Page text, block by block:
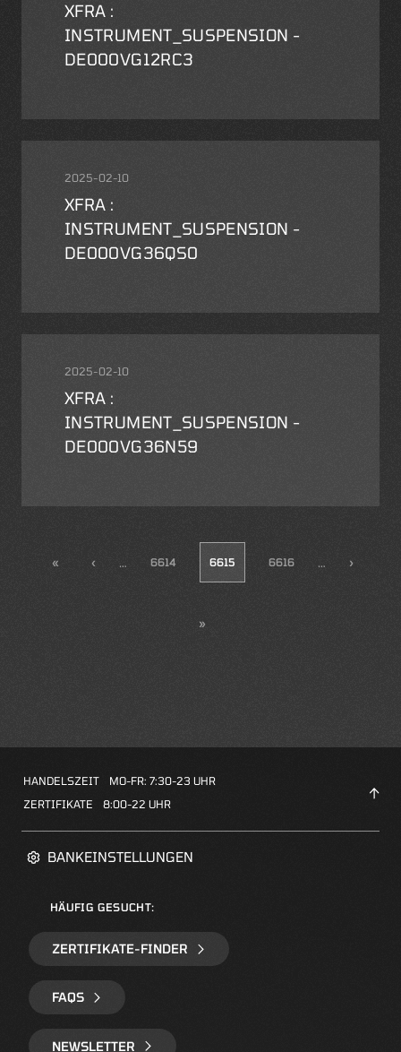
XFRA :
INSTRUMENT_SUSPENSION -
DE000VG12RC3
2025-02-10
XFRA :
INSTRUMENT_SUSPENSION -
DE000VG36QS0
2025-02-10
XFRA :
INSTRUMENT_SUSPENSION -
DE000VG36N59
« ‹ … 6614 6615 6616 … ›
»
BANKEINSTELLUNGEN
HÄUFIG GESUCHT:
ZERTIFIKATE-FINDER
FAQS
NEWSLETTER
HANDELSZEIT
MO-FR: 7:30-23 UHR
ZERTIFIKATE
8:00-22 UHR